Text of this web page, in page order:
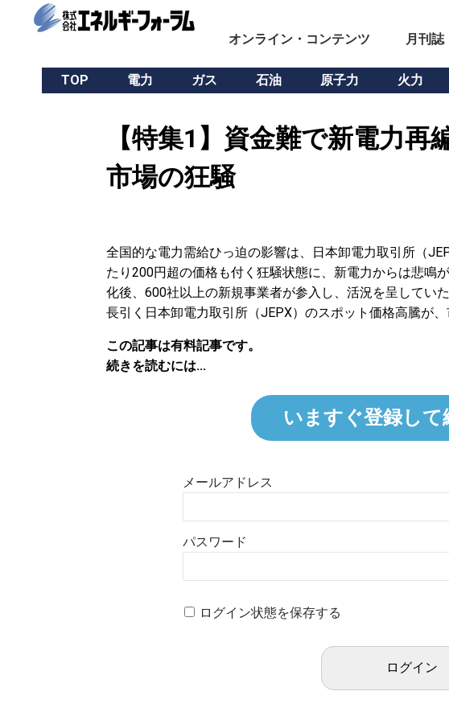
オンライン・コンテンツ 月刊誌
TOP 電力 ガス 石油 原子力 火力
【特集1】資金難で新電力再
市場の狂騒
全国的な電力需給ひっ迫の影響は、日本卸電力取引所（
たり200円超の価格も付く狂騒状態に、新電力からは悲鳴
化後、600社以上の新規事業者が参入し、活況を呈してい
長引く日本卸電力取引所（JEPX）のスポット価格高騰が
この記事は有料記事です。
続きを読むには...
いますぐ登録して
メールアドレス
パスワード
ログイン状態を保存する